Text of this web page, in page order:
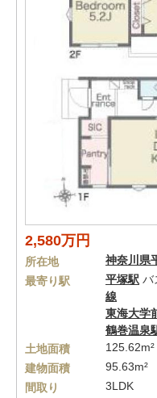
2,580万円
所在地 神奈川県
最寄り駅
平塚駅 バ
線
東海大学
鶴巻温泉
土地面積
125.62m²
建物面積
95.63m²
間取り
3LDK